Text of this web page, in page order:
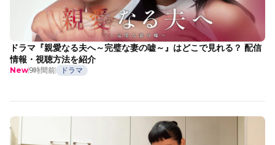
ドラマ『親愛なる夫へ～完璧な妻の嘘～』はどこで見れる？ 配信
情報・視聴方法を紹介
New9時間前 ドラマ